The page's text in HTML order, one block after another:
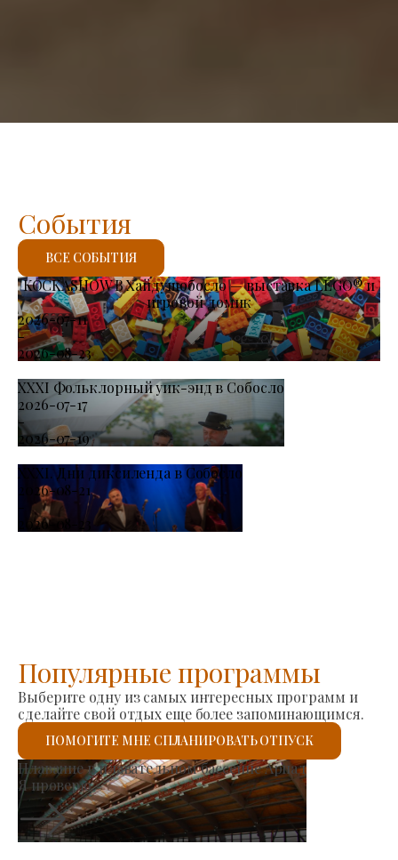
KOCKASHOW В Хайдушобосло — выставка LEGO® и
игровой домик
2026-07-11
-
2026-08-23
XXXI Фольклорный уик-энд в Собосло
2026-07-17
-
2026-07-19
XXXI. Дни диксиленда в Собосло
2026-08-21
-
2026-08-23
События
ВСЕ СОБЫТИЯ
Популярные программы
Выберите одну из самых интересных программ и
сделайте свой отдых еще более запоминающимся.
ПОМОГИТЕ МНЕ СПЛАНИРОВАТЬ ОТПУСК
Рынок производителей
Я проверю.